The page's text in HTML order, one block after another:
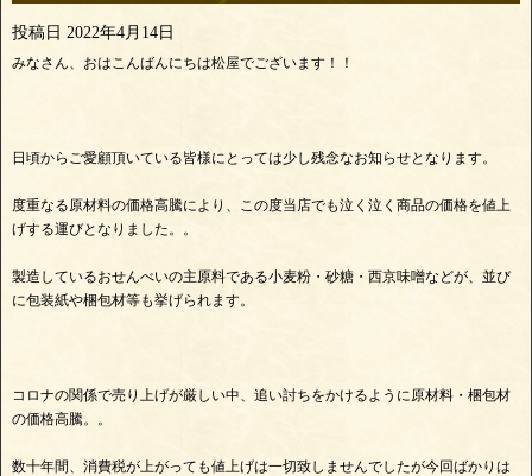
投稿日 2022年4月14日
みなさん、おはこんばんにちは松屋でございます！！
日頃からご愛顧頂いている皆様にとっては少し残念なお知らせとなります。
度重なる原材料の価格高騰により、この度当店でも泣く泣く商品の価格を値上
げする運びとなりました。。
製造しているおせんべいの主原料である小麦粉・砂糖・西京味噌などが、並び
に包装紙や梱包材等も挙げられます。
コロナの関係で売り上げが厳しい中、追い討ちをかけるように原材料・梱包材
の価格高騰。。
数十年間、消費税が上がっても値上げは一切致しませんでしたが今回ばかりは